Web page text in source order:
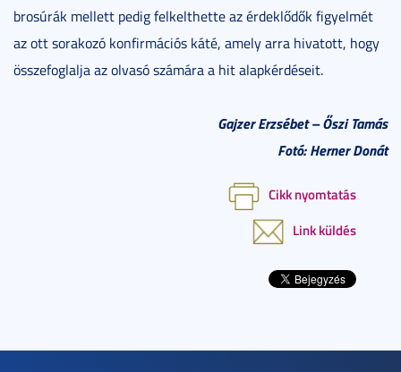
brosúrák mellett pedig felkelthette az érdeklődők figyelmét
az ott sorakozó konfirmációs káté, amely arra hivatott, hogy
összefoglalja az olvasó számára a hit alapkérdéseit.
Gajzer Erzsébet – Őszi Tamás
Fotó: Herner Donát
Cikk nyomtatás
Link küldés